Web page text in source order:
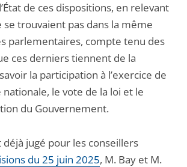
de ces dispositions, en relevant
se trouvaient pas dans la même
parlementaires, compte tenu des
ces derniers tiennent de la
la participation à l’exercice de
le vote de la loi et le
du Gouvernement.
déjà jugé pour les conseillers
du 25 juin 2025, M. Bay et M.